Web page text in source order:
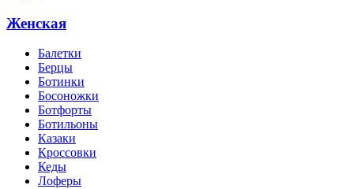
Женская
Балетки
Берцы
Ботинки
Босоножки
Ботфорты
Ботильоны
Казаки
Кроссовки
Кеды
Лоферы